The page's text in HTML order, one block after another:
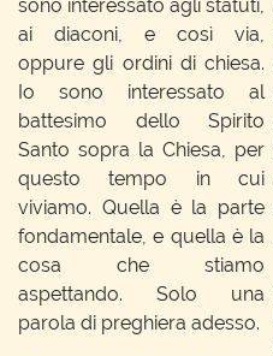
sono interessato agli statuti,
ai diaconi, e così via,
oppure gli ordini di chiesa.
Io sono interessato al
battesimo dello Spirito
Santo sopra la Chiesa, per
questo tempo in cui
viviamo. Quella è la parte
fondamentale, e quella è la
cosa che stiamo
aspettando. Solo una
parola di preghiera adesso.